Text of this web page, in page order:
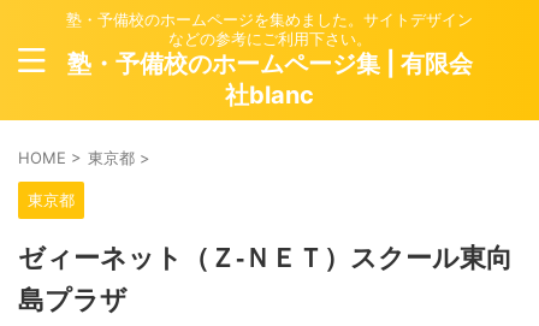
塾・予備校のホームページを集めました。サイトデザイン
などの参考にご利用下さい。
塾・予備校のホームページ集 | 有限会
社blanc
HOME > 東京都 >
東京都
ゼィーネット（Ｚ‐ＮＥＴ）スクール東向
島プラザ